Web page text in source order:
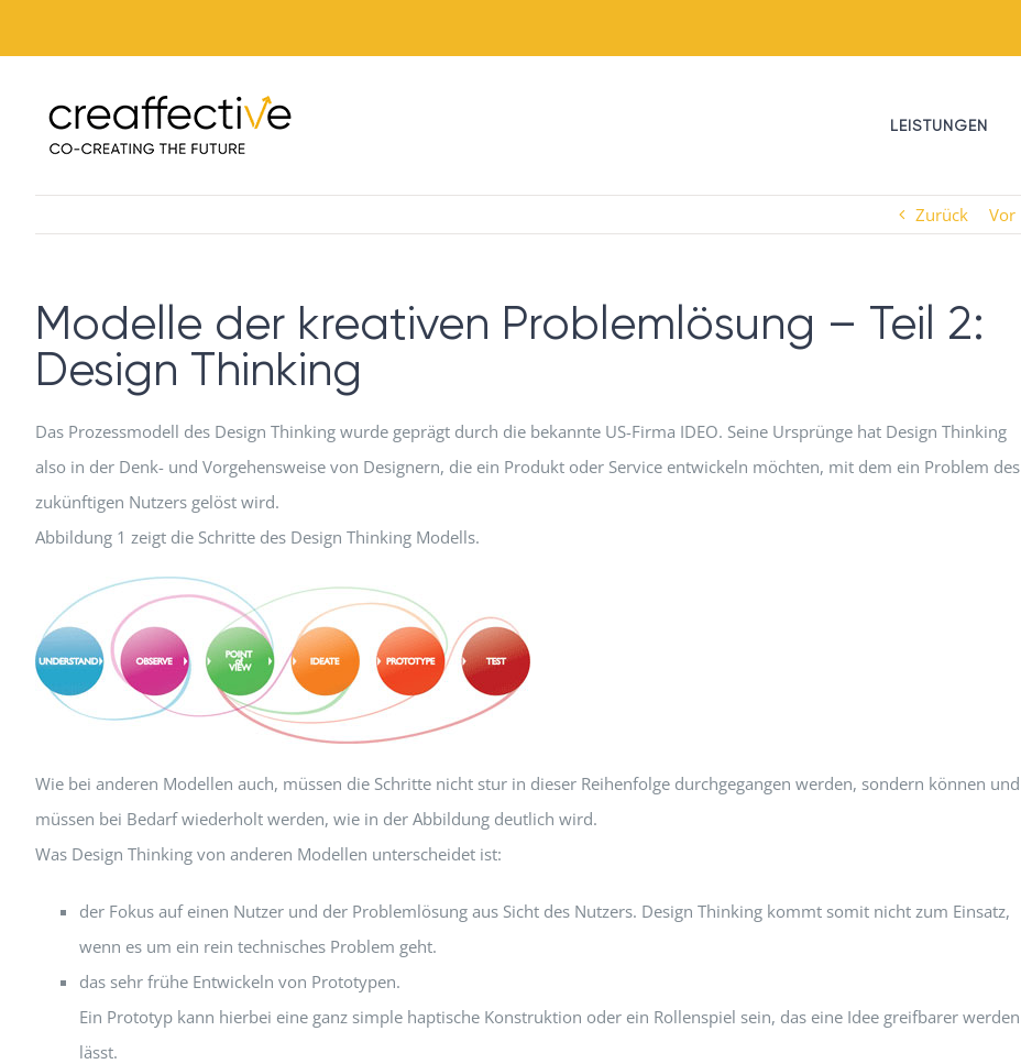
Inhalt
LEISTUNGEN
Zurück Vor
Modelle der kreativen Problemlösung – Teil 2:
Design Thinking
Das Prozessmodell des Design Thinking wurde geprägt durch die bekannte US-Firma IDEO. Seine Ursprünge hat Design Thinking
also in der Denk- und Vorgehensweise von Designern, die ein Produkt oder Service entwickeln möchten, mit dem ein Problem des
zukünftigen Nutzers gelöst wird.
Abbildung 1 zeigt die Schritte des Design Thinking Modells.
Wie bei anderen Modellen auch, müssen die Schritte nicht stur in dieser Reihenfolge durchgegangen werden, sondern können und
müssen bei Bedarf wiederholt werden, wie in der Abbildung deutlich wird.
Was Design Thinking von anderen Modellen unterscheidet ist:
der Fokus auf einen Nutzer und der Problemlösung aus Sicht des Nutzers. Design Thinking kommt somit nicht zum Einsatz,
wenn es um ein rein technisches Problem geht.
das sehr frühe Entwickeln von Prototypen.
Ein Prototyp kann hierbei eine ganz simple haptische Konstruktion oder ein Rollenspiel sein, das eine Idee greifbarer werden
lässt.